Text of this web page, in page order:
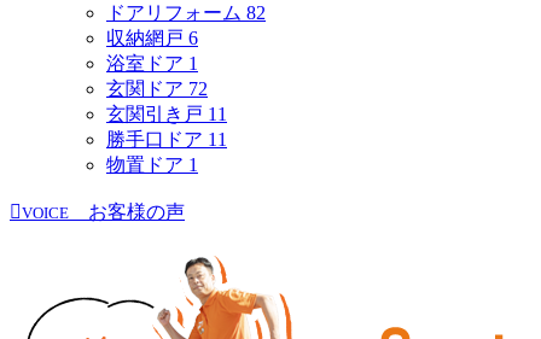
ドアリフォーム 82
収納網戸 6
浴室ドア 1
玄関ドア 72
玄関引き戸 11
勝手口ドア 11
物置ドア 1
VOICE お客様の声